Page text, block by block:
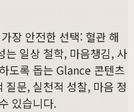
장 안전한 선택: 혈관 해
는 일상 철학, 마음챙김, 사
도록 돕는 Glance 콘텐츠
질문, 실천적 성찰, 마음 정
있습니다.